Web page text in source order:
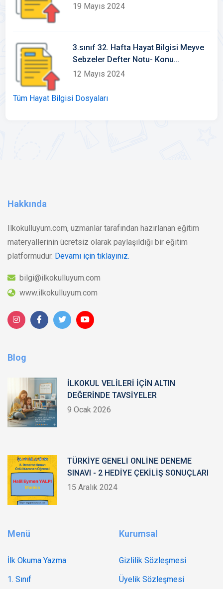
19 Mayıs 2024
3.sınıf 32. Hafta Hayat Bilgisi Meyve
Sebzeler Defter Notu- Konu
Etkinlikleri
12 Mayıs 2024
Tüm Hayat Bilgisi Dosyaları
Hakkında
Ilkokulluyum.com, uzmanlar tarafından hazırlanan eğitim
materyallerinin ücretsiz olarak paylaşıldığı bir eğitim
platformudur. Devamı için tıklayınız.
bilgi@ilkokulluyum.com
www.ilkokulluyum.com
Blog
İLKOKUL VELİLERİ İÇİN ALTIN
DEĞERİNDE TAVSİYELER
9 Ocak 2026
TÜRKİYE GENELİ ONLİNE DENEME
SINAVI - 2 HEDİYE ÇEKİLİŞ SONUÇLARI
15 Aralık 2024
Menü
İlk Okuma Yazma
1. Sınıf
Kurumsal
Gizlilik Sözleşmesi
Üyelik Sözleşmesi